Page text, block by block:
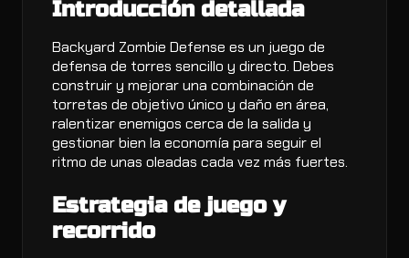
Introducción detallada
Backyard Zombie Defense es un juego de
defensa de torres sencillo y directo. Debes
construir y mejorar una combinación de
torretas de objetivo único y daño en área,
ralentizar enemigos cerca de la salida y
gestionar bien la economía para seguir el
ritmo de unas oleadas cada vez más fuertes.
Estrategia de juego y
recorrido